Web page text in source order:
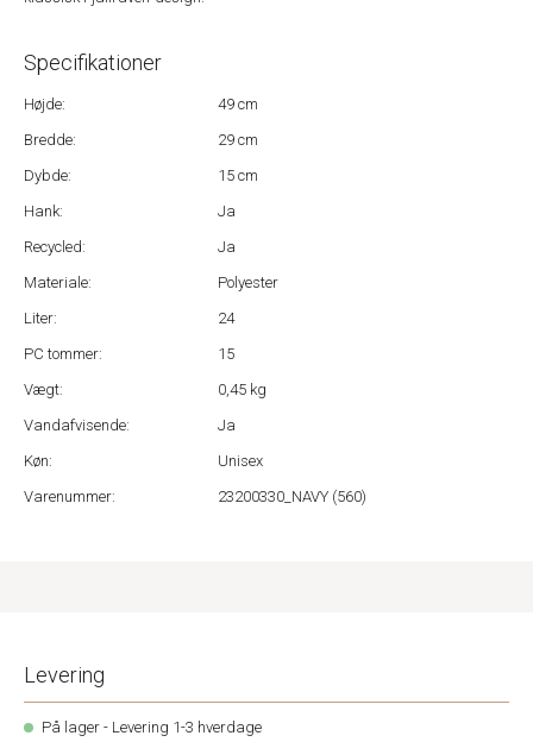
Specifikationer
Højde:
49 cm
Bredde:
29 cm
Dybde:
15 cm
Hank:
Ja
Recycled:
Ja
Materiale:
Polyester
Liter:
24
PC tommer:
15
Vægt:
0,45 kg
Vandafvisende:
Ja
Køn:
Unisex
Varenummer:
23200330_NAVY (560)
Levering
På lager - Levering 1-3 hverdage